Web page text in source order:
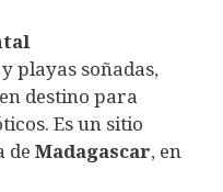
playas soñadas,
destino para
Es un sitio
de Madagascar, en